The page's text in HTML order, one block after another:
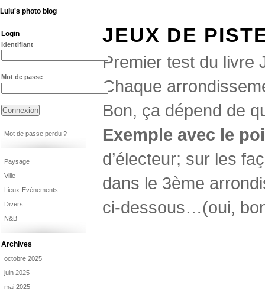
Lulu's photo blog
JEUX DE
Premier test du livre
Chaque
Bon, ça dépend de
Exemple avec le
d’électeur; sur les
dans le 3ème
ci-dessous…(oui,
Login
Identifiant
Mot de passe
Mot de passe perdu ?
Paysage
Ville
Lieux-Evènements
Divers
N&B
Archives
octobre 2025
juin 2025
mai 2025